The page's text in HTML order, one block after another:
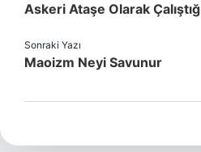
Askeri Ataşe Olarak
Sonraki Yazı
Maoizm Neyi Savunur